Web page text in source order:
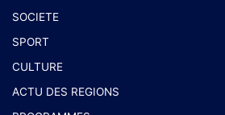
SOCIETE
SPORT
CULTURE
ACTU DES REGIONS